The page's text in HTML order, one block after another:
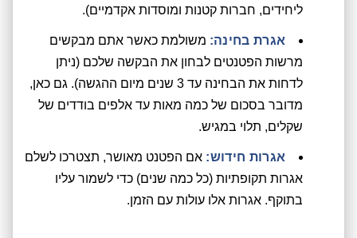
ליחידים, חברות קטנות ומוסדות אקדמיים).
אגרת בחינה: משולמת כאשר אתם מבקשים
מרשות הפטנטים לבחון את הבקשה שלכם (ניתן
לדחות את הבחינה עד 3 שנים מיום ההגשה). גם כאן,
מדובר בסכום של כמה מאות עד אלפים בודדים של
שקלים, תלוי במגיש.
אגרות חידוש: אם הפטנט מאושר, תצטרכו לשלם
אגרות תקופתיות (כל כמה שנים) כדי לשמור עליו
בתוקף. אגרות אלו עולות עם הזמן.